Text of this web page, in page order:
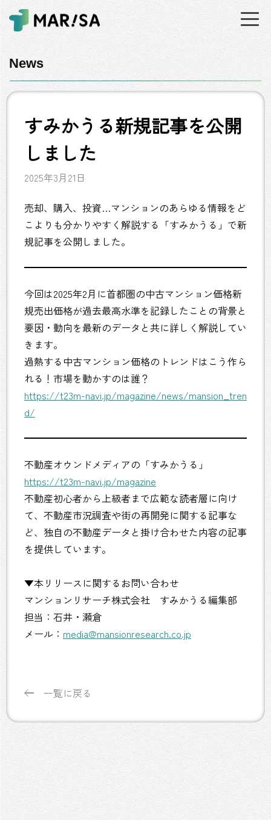
News
すみかうる新規記事を公開
しました
2025年3月21日
売却、購入、投資…マンションのあらゆる情報をど
こよりも分かりやすく解説する「すみかうる」で新
規記事を公開しました。
今回は2025年2月に首都圏の中古マンション価格新
規売出価格が過去最高水準を記録したことの背景と
要因・動向を最新のデータと共に詳しく解説してい
きます。
過熱する中古マンション価格のトレンドはこう作ら
れる！市場を動かすのは誰？
https://t23m-navi.jp/magazine/news/mansion_tren
d/
不動産オウンドメディアの「すみかうる」
https://t23m-navi.jp/magazine
不動産初心者から上級者まで広範な読者層に向け
て、不動産市況調査や街の再開発に関する記事な
ど、独自の不動産データと掛け合わせた内容の記事
を提供しています。
▼本リリースに関するお問い合わせ
マンションリサーチ株式会社 すみかうる編集部
担当：石井・瀬倉
メール： media@mansionresearch.co.jp
一覧に戻る